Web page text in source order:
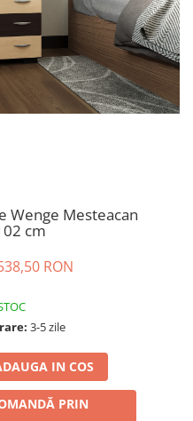
Wenge Mesteacan
cm
RON
3-5 zile
IN COS
PRIN